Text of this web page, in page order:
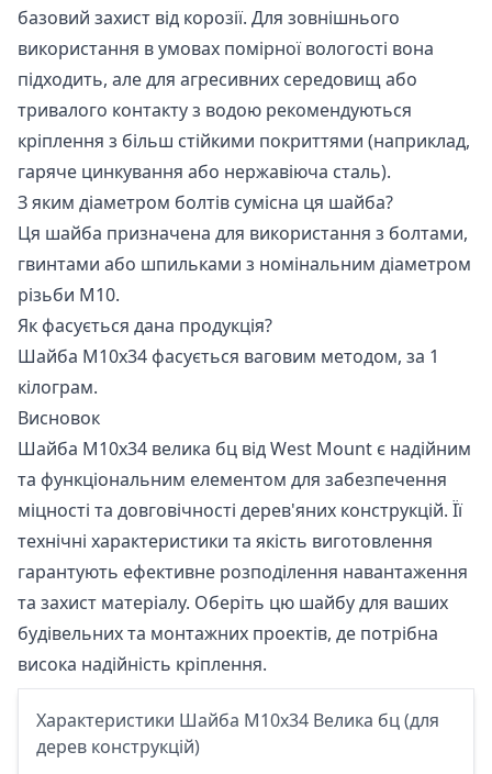
базовий захист від корозії. Для зовнішнього
використання в умовах помірної вологості вона
підходить, але для агресивних середовищ або
тривалого контакту з водою рекомендуються
кріплення з більш стійкими покриттями (наприклад,
гаряче цинкування або нержавіюча сталь).
З яким діаметром болтів сумісна ця шайба?
Ця шайба призначена для використання з болтами,
гвинтами або шпильками з номінальним діаметром
різьби М10.
Як фасується дана продукція?
Шайба М10x34 фасується ваговим методом, за 1
кілограм.
Висновок
Шайба М10x34 велика бц від West Mount є надійним
та функціональним елементом для забезпечення
міцності та довговічності дерев'яних конструкцій. Її
технічні характеристики та якість виготовлення
гарантують ефективне розподілення навантаження
та захист матеріалу. Оберіть цю шайбу для ваших
будівельних та монтажних проектів, де потрібна
висока надійність кріплення.
Характеристики Шайба М10x34 Велика бц (для
дерев конструкцій)